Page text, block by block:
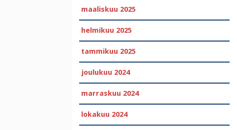
maaliskuu 2025
helmikuu 2025
tammikuu 2025
joulukuu 2024
marraskuu 2024
lokakuu 2024